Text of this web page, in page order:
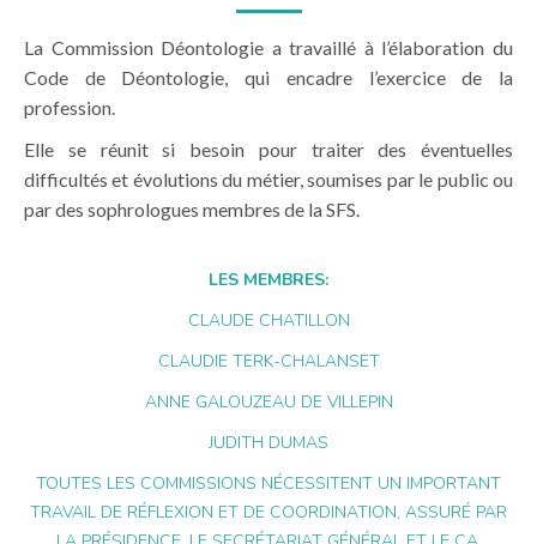
La Commission Déontologie a travaillé à l’élaboration du
Code de Déontologie, qui encadre l’exercice de la
profession.
Elle se réunit si besoin pour traiter des éventuelles
difficultés et évolutions du métier, soumises par le public ou
par des sophrologues membres de la SFS.
LES MEMBRES:
CLAUDE CHATILLON
CLAUDIE TERK-CHALANSET
ANNE GALOUZEAU DE VILLEPIN
JUDITH DUMAS
TOUTES LES COMMISSIONS NÉCESSITENT UN IMPORTANT
TRAVAIL DE RÉFLEXION ET DE COORDINATION, ASSURÉ PAR